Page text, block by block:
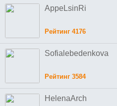
AppeLsinRi
Рейтинг 4176
Sofialebedenkova
Рейтинг 3584
HelenaArch